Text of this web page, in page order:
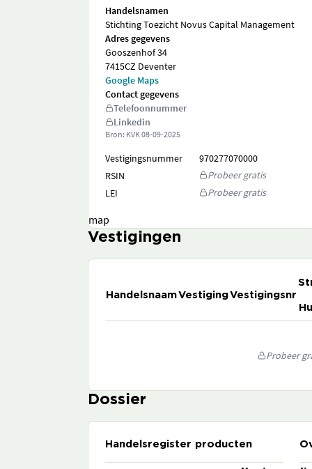
Handelsnamen
Stichting Toezicht Novus Capital Management
Adres gegevens
Gooszenhof 34
7415CZ Deventer
Google Maps
Contact gegevens
Telefoonnummer
Linkedin
Bron: KVK08-09-2025
Vestigingsnummer
970277070000
RSIN
Probeer gratis
LEI
Probeer gratis
map
Vestigingen
HandelsnaamVestigingVestigingsnr
Probeer
Dossier
Handelsregister producten